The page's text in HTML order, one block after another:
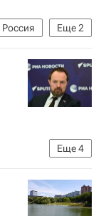
Еще2
Россия
Еще4
Федеральная служба государственной регистрации, кадастра и картографии (Росреестр)